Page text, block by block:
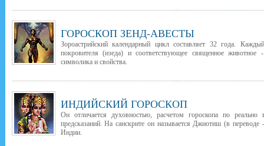
ГОРОСКОП ЗЕНД-АВЕСТЫ
Зороастрийский календарный цикл составляет 32 года.
покровителя (изеда) и соответствующее священное
символика и свойства.
ИНДИЙСКИЙ ГОРОСКОП
Он отличается духовностью, расчетом гороскопа по
предсказаний. На санскрите он называется Джиотиш (в переводе
Индии.